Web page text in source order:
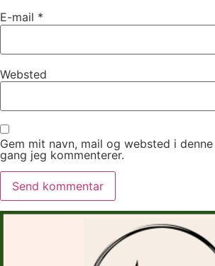
E-mail *
Websted
Gem mit navn, mail og websted i
gang jeg kommenterer.